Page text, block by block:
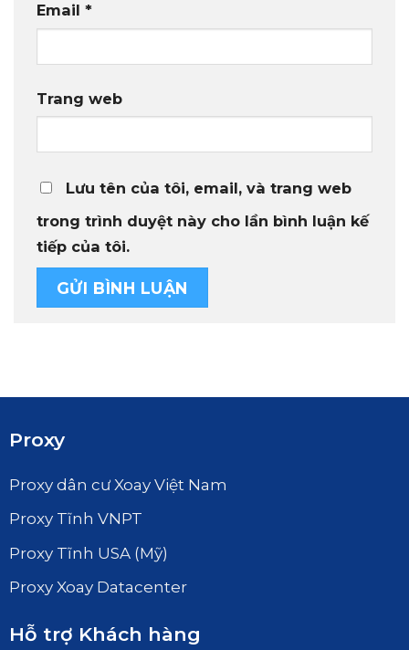
Email *
Trang web
Lưu tên của tôi, email, và trang web
trong trình duyệt này cho lần bình luận kế
tiếp của tôi.
Proxy
Proxy dân cư Xoay Việt Nam
Proxy Tĩnh VNPT
Proxy Tĩnh USA (Mỹ)
Proxy Xoay Datacenter
Hỗ trợ Khách hàng